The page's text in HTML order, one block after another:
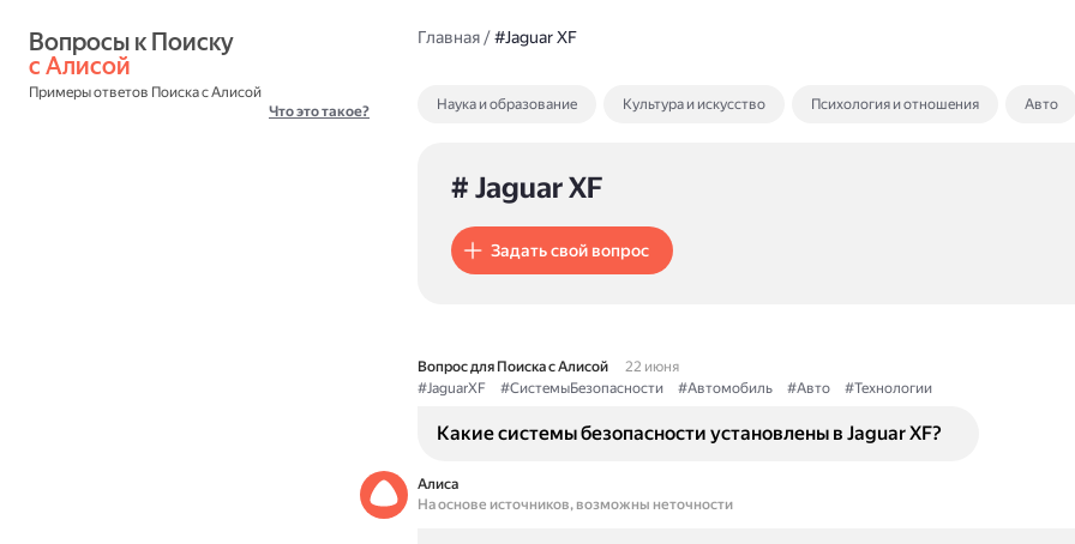
с Алисой
Примеры ответов Поиска с Алисой
Что это такое?
Главная/#Jaguar XF
Наука и образование Культура и искусство Психология и отношения Авто
# Jaguar XF
Задать свой вопрос
Вопрос для Поиска с Алисой
22 июня
#JaguarXF
#СистемыБезопасности #Автомобиль #Авто #Технологии
Какие системы безопасности установлены в Jaguar XF?
Алиса
На основе источников, возможны неточности